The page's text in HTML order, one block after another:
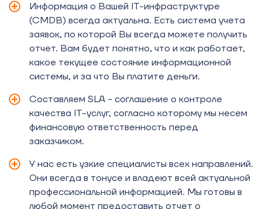
Информация о Вашей IT-инфраструктуре
(CMDB) всегда актуальна. Есть система учета
заявок, по которой Вы всегда можете получить
отчет. Вам будет понятно, что и как работает,
какое текущее состояние информационной
системы, и за что Вы платите деньги.
Составляем SLA - соглашение о контроле
качества IT-услуг, согласно которому мы несем
финансовую ответственность перед
заказчиком.
У нас есть узкие специалисты всех направлений.
Они всегда в тонусе и владеют всей актуальной
профессиональной информацией. Мы готовы в
любой момент предоставить отчет о